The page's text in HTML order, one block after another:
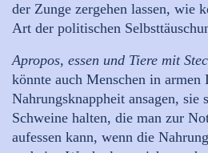
der Zunge zergehen lassen, wie
Art der politischen
Apropos, essen und Tiere mit
könnte auch Menschen in armen
Nahrungsknappheit ansagen,
Schweine halten, die man zur
aufessen kann, wenn die